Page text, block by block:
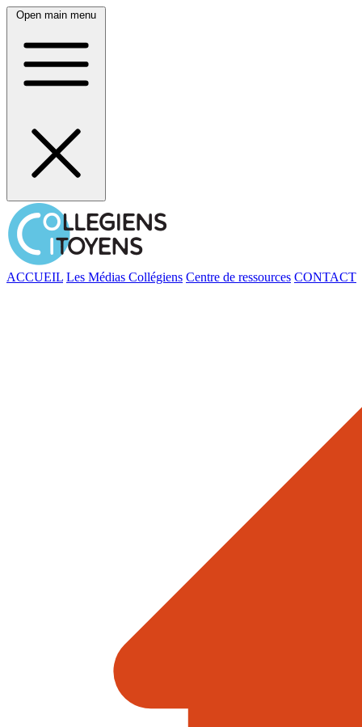
Open main menu
ACCUEIL Les Médias Collégiens Centre de ressources CONTACT